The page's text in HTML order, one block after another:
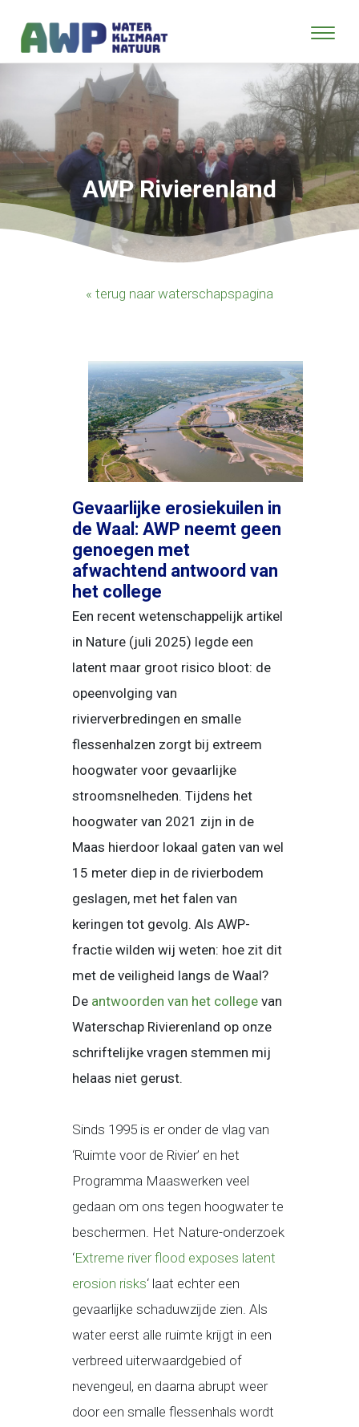
AWP Rivierenland
« terug naar waterschapspagina
Gevaarlijke erosiekuilen in
de Waal: AWP neemt geen
genoegen met
afwachtend antwoord van
het college
Een recent wetenschappelijk artikel
in Nature (juli 2025) legde een
latent maar groot risico bloot: de
opeenvolging van
rivierverbredingen en smalle
flessenhalzen zorgt bij extreem
hoogwater voor gevaarlijke
stroomsnelheden. Tijdens het
hoogwater van 2021 zijn in de
Maas hierdoor lokaal gaten van wel
15 meter diep in de rivierbodem
geslagen, met het falen van
keringen tot gevolg. Als AWP-
fractie wilden wij weten: hoe zit dit
met de veiligheid langs de Waal?
De antwoorden van het collegevan
Waterschap Rivierenland op onze
schriftelijke vragen stemmen mij
helaas niet gerust.
Sinds 1995 is er onder de vlag van
‘Ruimte voor de Rivier’ en het
Programma Maaswerken veel
gedaan om ons tegen hoogwater te
beschermen. Het Nature-onderzoek
‘Extreme river flood exposes latent
erosion risks‘ laat echter een
gevaarlijke schaduwzijde zien. Als
water eerst alle ruimte krijgt in een
verbreed uiterwaardgebied of
nevengeul, en daarna abrupt weer
door een smalle flessenhals wordt